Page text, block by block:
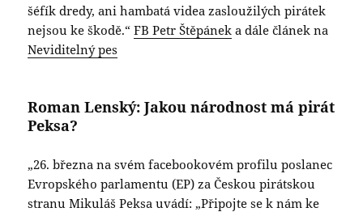
šéfík dredy, ani hambatá videa zasloužilých pirátek
nejsou ke škodě.“FB Petr Štěpánek a dále článek na
Neviditelný pes
Roman Lenský: Jakou národnost má pirát
Peksa?
„26. března na svém facebookovém profilu poslanec
Evropského parlamentu (EP) za Českou pirátskou
stranu Mikuláš Peksa uvádí: „Připojte se k nám ke